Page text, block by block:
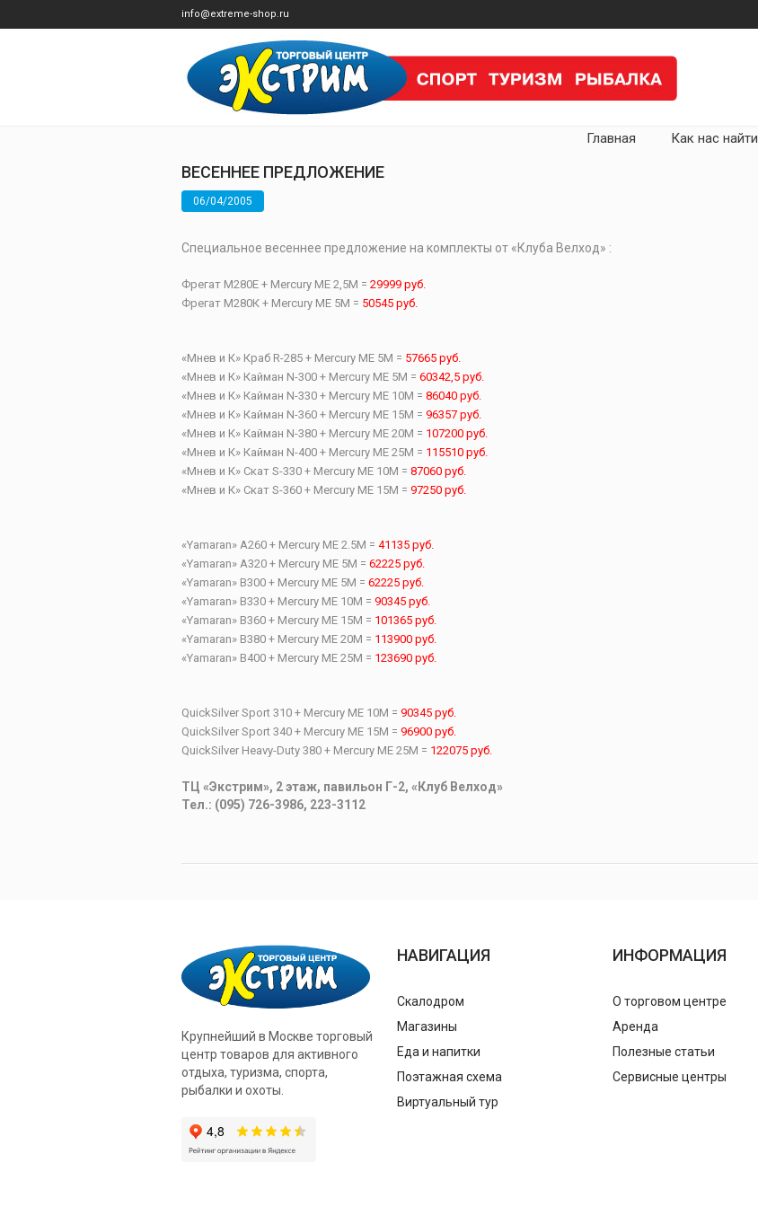
info@extreme-shop.ru
Главная Как нас найти
ВЕСЕННЕЕ ПРЕДЛОЖЕНИЕ
06/04/2005
Специальное весеннее предложение на комплекты от «Клуба Велход» :
Фрегат М280Е + Mercury ME 2,5M = 29999 руб.
Фрегат М280К + Mercury ME 5M = 50545 руб.
«Мнев и К» Краб R-285 + Mercury ME 5M = 57665 руб.
«Мнев и К» Кайман N-300 + Mercury ME 5M = 60342,5 руб.
«Мнев и К» Кайман N-330 + Mercury ME 10M = 86040 руб.
«Мнев и К» Кайман N-360 + Mercury ME 15M = 96357 руб.
«Мнев и К» Кайман N-380 + Mercury ME 20M = 107200 руб.
«Мнев и К» Кайман N-400 + Mercury ME 25M = 115510 руб.
«Мнев и К» Скат S-330 + Mercury ME 10M = 87060 руб.
«Мнев и К» Скат S-360 + Mercury ME 15M = 97250 руб.
«Yamaran» A260 + Mercury ME 2.5M = 41135 руб.
«Yamaran» A320 + Mercury ME 5M = 62225 руб.
«Yamaran» B300 + Mercury ME 5M = 62225 руб.
«Yamaran» B330 + Mercury ME 10M = 90345 руб.
«Yamaran» B360 + Mercury ME 15M = 101365 руб.
«Yamaran» B380 + Mercury ME 20M = 113900 руб.
«Yamaran» B400 + Mercury ME 25M = 123690 руб.
QuickSilver Sport 310 + Mercury ME 10M = 90345 руб.
QuickSilver Sport 340 + Mercury ME 15M = 96900 руб.
QuickSilver Heavy-Duty 380 + Mercury ME 25M = 122075 руб.
ТЦ «Экстрим», 2 этаж, павильон Г-2, «Клуб Велход»
Тел.: (095) 726-3986, 223-3112
Крупнейший в Москве торговый
центр товаров для активного
отдыха, туризма, спорта,
рыбалки и охоты.
НАВИГАЦИЯ
Скалодром
Магазины
Еда и напитки
Поэтажная схема
Виртуальный тур
ИНФОРМАЦИЯ
О торговом центре
Аренда
Полезные статьи
Сервисные центры